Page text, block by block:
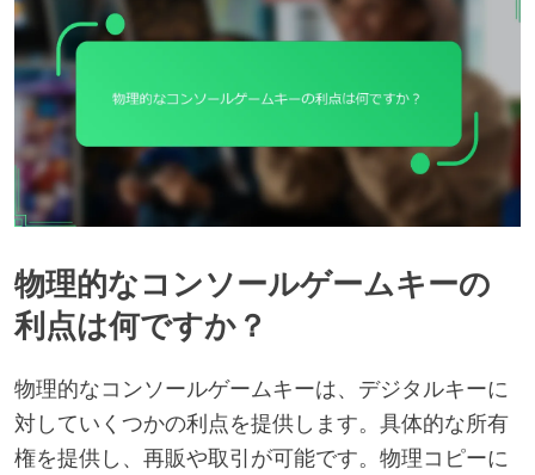
物理的なコンソールゲームキーの
利点は何ですか？
物理的なコンソールゲームキーは、デジタルキーに
対していくつかの利点を提供します。具体的な所有
権を提供し、再販や取引が可能です。物理コピーに